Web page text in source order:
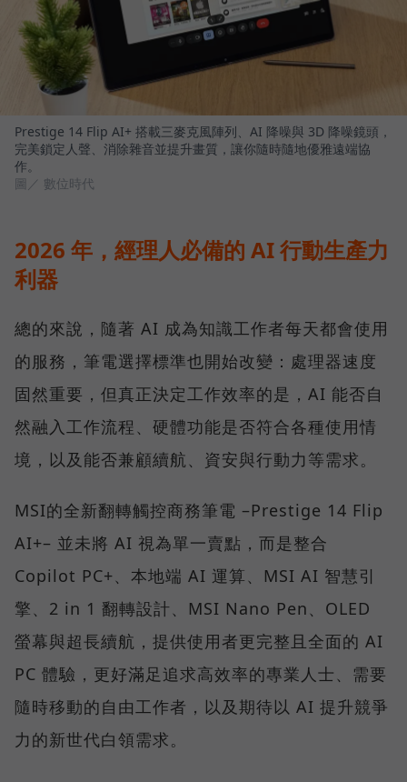
Prestige 14 Flip AI+ 搭載三麥克風陣列、AI 降噪與 3D 降噪鏡頭，
完美鎖定人聲、消除雜音並提升畫質，讓你隨時隨地優雅遠端協
作。
圖／ 數位時代
2026 年，經理人必備的 AI 行動生產力
利器
總的來說，隨著 AI 成為知識工作者每天都會使用
的服務，筆電選擇標準也開始改變：處理器速度
固然重要，但真正決定工作效率的是，AI 能否自
然融入工作流程、硬體功能是否符合各種使用情
境，以及能否兼顧續航、資安與行動力等需求。
MSI的全新翻轉觸控商務筆電 –Prestige 14 Flip
AI+– 並未將 AI 視為單一賣點，而是整合
Copilot PC+、本地端 AI 運算、MSI AI 智慧引
擎、2 in 1 翻轉設計、MSI Nano Pen、OLED
螢幕與超長續航，提供使用者更完整且全面的 AI
PC 體驗，更好滿足追求高效率的專業人士、需要
隨時移動的自由工作者，以及期待以 AI 提升競爭
力的新世代白領需求。